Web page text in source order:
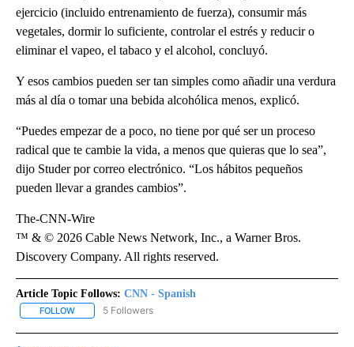
ejercicio (incluido entrenamiento de fuerza), consumir más
vegetales, dormir lo suficiente, controlar el estrés y reducir o
eliminar el vapeo, el tabaco y el alcohol, concluyó.
Y esos cambios pueden ser tan simples como añadir una verdura
más al día o tomar una bebida alcohólica menos, explicó.
“Puedes empezar de a poco, no tiene por qué ser un proceso
radical que te cambie la vida, a menos que quieras que lo sea”,
dijo Studer por correo electrónico. “Los hábitos pequeños
pueden llevar a grandes cambios”.
The-CNN-Wire
™ & © 2026 Cable News Network, Inc., a Warner Bros.
Discovery Company. All rights reserved.
Article Topic Follows: CNN - Spanish
FOLLOW FOLLOW "CNN - SPANISH" TO RECEIVE NOTIFICATIONS ABOUT
5 Followers